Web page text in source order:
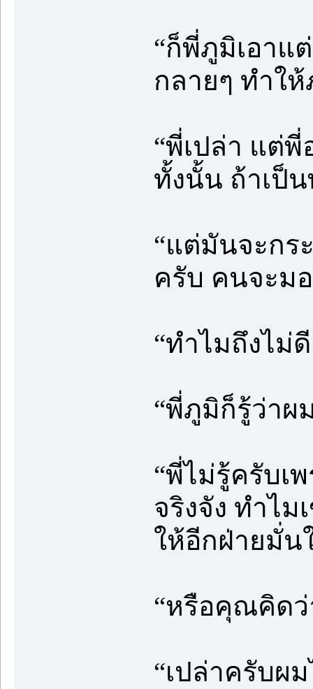
“ก็พี่ภูมิเอาแ
กลายๆ ทำใ
“พี่เปล่า แต่พี่
ทั้งนั้น ถ้าเป็น
“แต่มันจะกร
ครับ คนจะม
“ทำไมถึงไม่
“พี่ภูมิก็รู้ว่าผ
“พี่ไม่รู้ครับเ
จริงจัง ทำไ
ให้อีกฝ่ายมั่น
“หรือคุณคิด
“เปล่าครับผ